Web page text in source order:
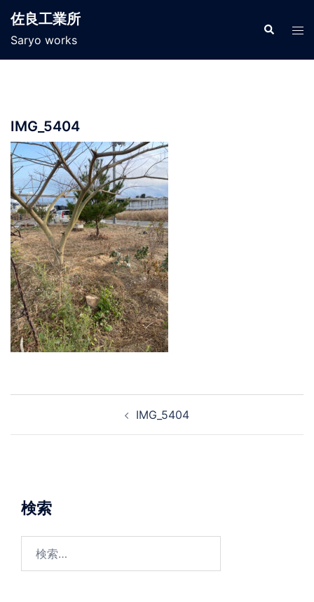
ン
佐良工業所
Saryo works
検
索
ト
IMG_5404
ー
シ
ョ
IMG_5404
検索